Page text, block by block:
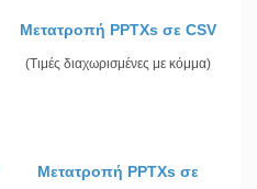
Μετατροπή PPTXs σε CSV
(Τιμές διαχωρισμένες με κόμμα)
Μετατροπή PPTXs σε